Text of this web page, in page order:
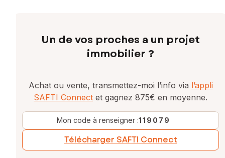
Un de vos proches a un projet
immobilier ?
Achat ou vente, transmettez-moi l’info via l’appli
SAFTI Connect et gagnez 875€ en moyenne.
Mon code à renseigner :119079
Télécharger SAFTI Connect